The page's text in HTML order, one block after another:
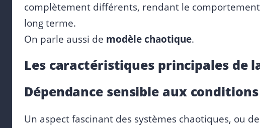
complètement différents, rendant le
long terme.
On parle aussi de modèle chaotique.
Les caractéristiques principales de
Dépendance sensible aux
Un aspect fascinant des systèmes chaotiques, ou